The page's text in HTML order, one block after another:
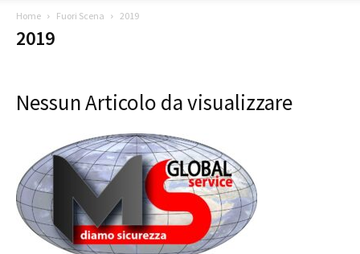
Home Fuori Scena 2019
2019
Nessun Articolo da visualizzare